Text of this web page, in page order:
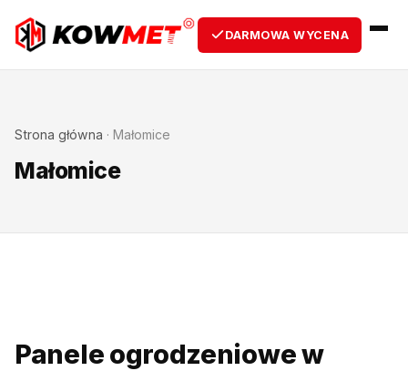
DARMOWA WYCENA
Strona główna · Małomice
Małomice
Panele ogrodzeniowe w